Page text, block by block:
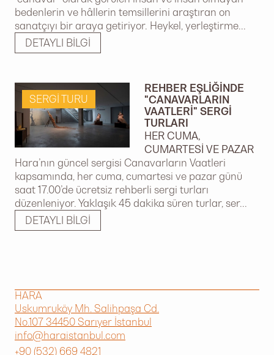
bedenlerin ve hâllerin temsillerini araştıran on
sanatçıyı bir araya getiriyor. Heykel, yerleştirme...
DETAYLI BILGI
SERGI TURU
REHBER EŞLIĞINDE
"CANAVARLARIN
VAATLERI" SERGI
TURLARI
HER CUMA,
CUMARTESI VE PAZAR
Hara’nın güncel sergisi Canavarların Vaatleri
kapsamında, her cuma, cumartesi ve pazar günü
saat 17.00’de ücretsiz rehberli sergi turları
düzenleniyor. Yaklaşık 45 dakika süren turlar, ser...
DETAYLI BILGI
HARA
Uskumruköy Mh. Salihpaşa Cd.
No.107 34450 Sarıyer İstanbul
info@haraistanbul.com
+90 (532) 669 4821